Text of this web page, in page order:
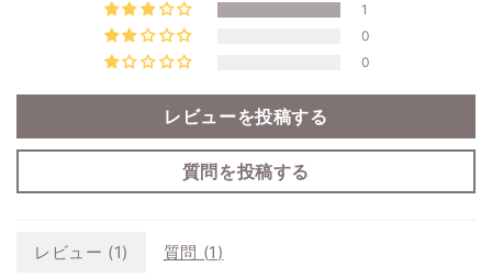
1
0
0
レビューを投稿する
質問を投稿する
レビュー (1) 質問 (1 )